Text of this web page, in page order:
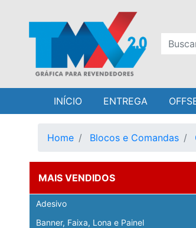
INÍCIO ENTREGA
Home Blocos e Comandas
MAIS VENDIDOS
Adesivo
Banner, Faixa, Lona e Painel